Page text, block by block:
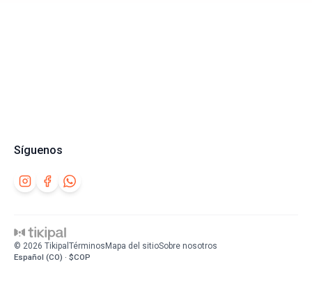
Síguenos
© 2026 Tikipal Términos Mapa del sitioSobre nosotros
Español (CO) · $COP